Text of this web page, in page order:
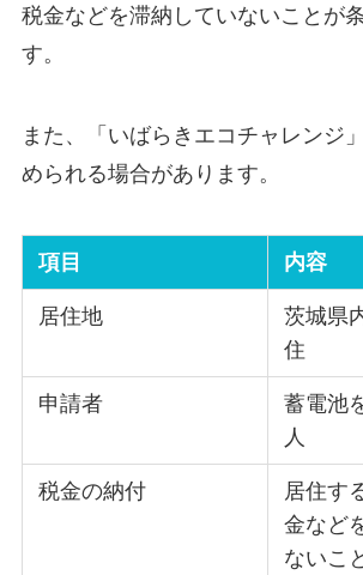
税金などを滞納していないことが
す。
また、「いばらきエコチャレンジ
められる場合があります。
項目 内容
居住地
茨城県
住
申請者
蓄電池
人
税金の納付
居住す
金など
ないこ